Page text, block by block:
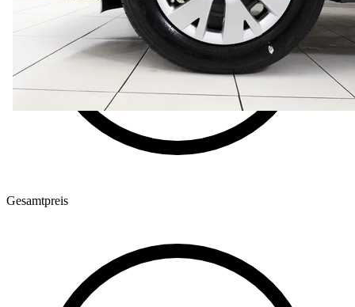
Gesamtpreis